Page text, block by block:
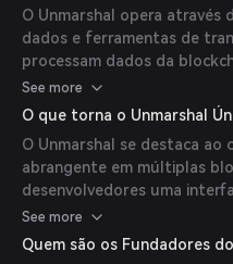
O Unmarshal opera através
dados e ferramentas de
processam dados da
disponibilizados para
que eles construam e
informações precisas e
See more
O que torna o Unmarshal
O Unmarshal se destaca
abrangente em múltiplas
desenvolvedores uma
dados diversificados da
ampla gama de blockchains
See more
Quem são os Fundadores